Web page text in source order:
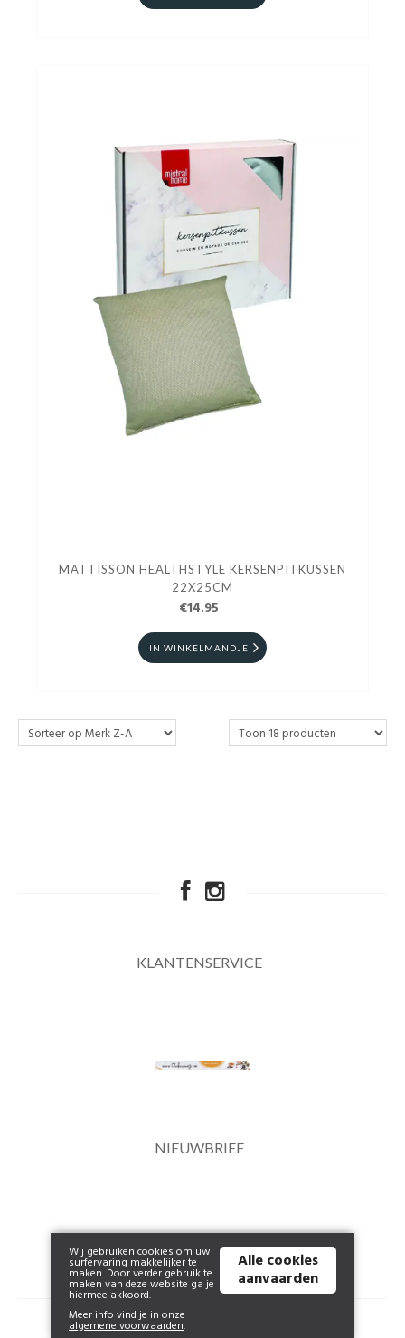
MATTISSON HEALTHSTYLE KERSENPITKUSSEN
22X25CM
€14.95
IN WINKELMANDJE
KLANTENSERVICE
NIEUWBRIEF
© 2026 www.clockempoortje.be | Powered by
Wij gebruiken cookies om uw
surfervaring makkelijker te
maken. Door verder gebruik te
maken van deze website ga je
hiermee akkoord.
Meer info vind je in onze
algemene voorwaarden.
Alle cookies
aanvaarden